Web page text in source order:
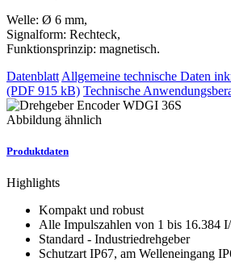
Welle: Ø 6 mm,
Signalform: Rechteck,
Funktionsprinzip: magnetisch.
Datenblatt Allgemeine technische Daten
(PDF 915 kB) Technische
Abbildung ähnlich
Produktdaten
Highlights
Kompakt und robust
Alle Impulszahlen von 1 bis 16.384
Standard - Industriedrehgeber
Schutzart IP67, am Welleneingang